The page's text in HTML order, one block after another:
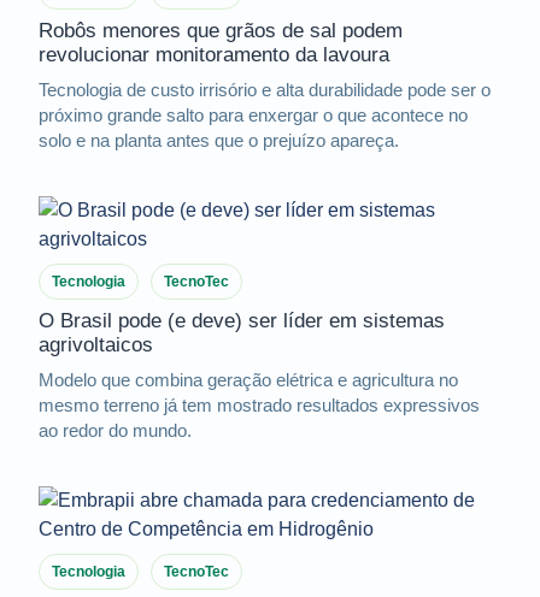
Robôs menores que grãos de sal podem
revolucionar monitoramento da lavoura
Tecnologia de custo irrisório e alta durabilidade pode ser o
próximo grande salto para enxergar o que acontece no
solo e na planta antes que o prejuízo apareça.
Tecnologia TecnoTec
O Brasil pode (e deve) ser líder em sistemas
agrivoltaicos
Modelo que combina geração elétrica e agricultura no
mesmo terreno já tem mostrado resultados expressivos
ao redor do mundo.
Tecnologia TecnoTec